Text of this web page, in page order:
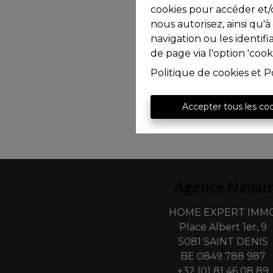
cookies pour accéder
nous autorisez, ainsi
navigation ou les
de page via l'option
Politique de cookies et
Accepter tous les
HOME EXPERT
Place Albert 1er, 9
5081 SAINT DENIS
BE 0849 788 987